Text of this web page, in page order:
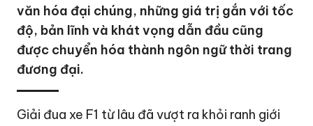
văn hóa đại chúng, những giá trị gắn với tốc
độ, bản lĩnh và khát vọng dẫn đầu cũng
được chuyển hóa thành ngôn ngữ thời trang
đương đại.
Giải đua xe F1 từ lâu đã vượt ra khỏi ranh giới